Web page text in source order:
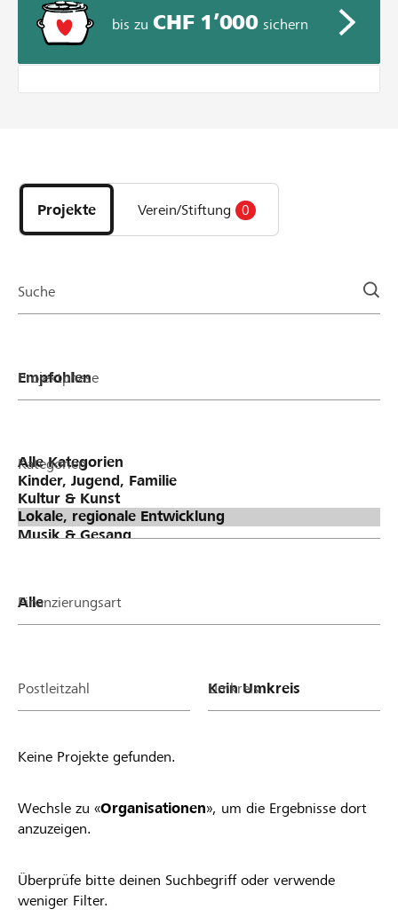
bis zu CHF 1’000sichern
Projekte
und
Organisationen
Projekte Verein/Stiftung 0
Suche
Projektphase
Kategorien
Finanzierungsart
Postleitzahl Umkreis
Keine Projekte gefunden.
Wechsle zu «Organisationen», um die Ergebnisse dort
anzuzeigen.
Überprüfe bitte deinen Suchbegriff oder verwende
weniger Filter.